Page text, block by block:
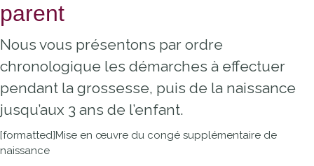
parent
Nous vous présentons par ordre
chronologique les démarches à effectuer
pendant la grossesse, puis de la naissance
jusqu’aux 3 ans de l’enfant.
[formatted]Mise en œuvre du congé supplémentaire de
naissance